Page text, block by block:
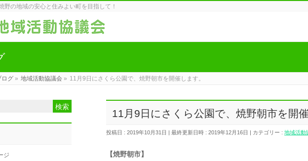
野の地域の安心と住みよい町を目指して！
ログ » 地域活動協議会 » 11月9日にさくら公園で、焼野朝市を開催します。
11月9日にさくら公園で、焼野朝市を開催
投稿日 : 2019年10月31日 最終更新日時 : 2019年12月16日 カテゴリー : 地域活動
【焼野朝市】
ジ